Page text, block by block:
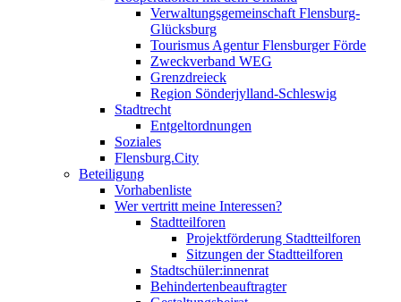
Verwaltungsgemeinschaft Flensburg-
Glücksburg
Tourismus Agentur Flensburger Förde
Zweckverband WEG
Grenzdreieck
Region Sönderjylland-Schleswig
Stadtrecht
Entgeltordnungen
Soziales
Flensburg.City
Beteiligung
Vorhabenliste
Wer vertritt meine Interessen?
Stadtteilforen
Projektförderung Stadtteilforen
Sitzungen der Stadtteilforen
Stadtschüler:innenrat
Behindertenbeauftragter